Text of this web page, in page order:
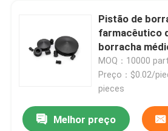
Pistão de
farmacêutico
borracha
MOQ：10000
Preço：$0.02/
pieces
Melhor preço